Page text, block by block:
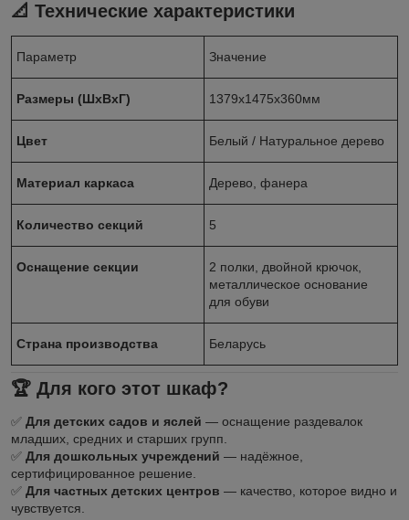
📐 Технические характеристики
Параметр Значение
Размеры (ШхВхГ) 1379х1475х360мм
Цвет Белый / Натуральное дерево
Материал каркаса Дерево, фанера
Количество секций 5
Оснащение секции
2 полки, двойной крючок,
металлическое основание
для обуви
Страна производства Беларусь
🏆 Для кого этот шкаф?
✅ Для детских садов и яслей — оснащение раздевалок
младших, средних и старших групп.
✅ Для дошкольных учреждений — надёжное,
сертифицированное решение.
✅ Для частных детских центров — качество, которое видно и
чувствуется.